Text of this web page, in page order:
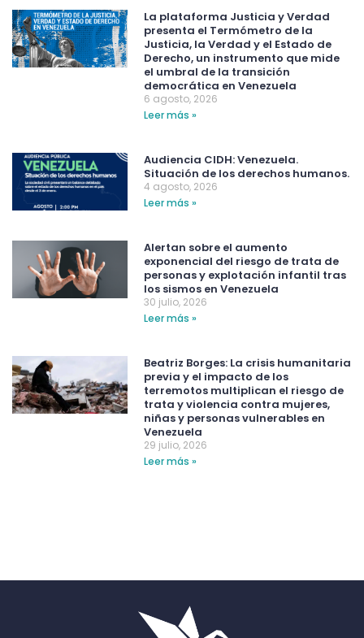
La plataforma Justicia y Verdad
presenta el Termómetro de la
Justicia, la Verdad y el Estado de
Derecho, un instrumento que mide
el umbral de la transición
democrática en Venezuela
6 agosto, 2026
Leer más »
Audiencia CIDH: Venezuela.
Situación de los derechos humanos.
4 agosto, 2026
Leer más »
Alertan sobre el aumento
exponencial del riesgo de trata de
personas y explotación infantil tras
los sismos en Venezuela
30 julio, 2026
Leer más »
Beatriz Borges: La crisis humanitaria
previa y el impacto de los
terremotos multiplican el riesgo de
trata y violencia contra mujeres,
niñas y personas vulnerables en
Venezuela
29 julio, 2026
Leer más »